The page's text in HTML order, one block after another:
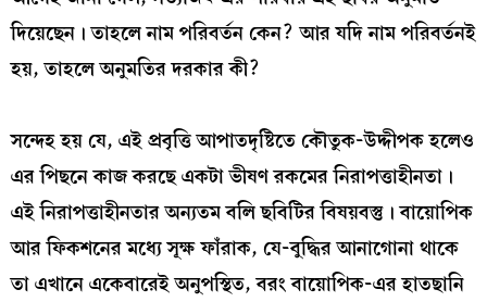
দিয়েছেন। তাহলে নাম পরিবর্তন কেন? আর যদি নাম পরিবর্তনই
হয়, তাহলে অনুমতির দরকার কী?
সন্দেহ হয় যে, এই প্রবৃত্তি আপাতদৃষ্টিতে কৌতুক-উদ্দীপক হলেও
এর পিছনে কাজ করছে একটা ভীষণ রকমের নিরাপত্তাহীনতা।
এই নিরাপত্তাহীনতার অন্যতম বলি ছবিটির বিষয়বস্তু। বায়োপিক
আর ফিকশনের মধ্যে সূক্ষ ফাঁরাক, যে-বুদ্ধির আনাগোনা থাকে
তা এখানে একেবারেই অনুপস্থিত, বরং বায়োপিক-এর হাতছানি